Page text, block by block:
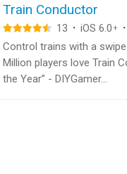
Train Conductor
13 · iOS 6.0 + ·
Control trains with a
Million players love Train
the Year” - DIYGamer...